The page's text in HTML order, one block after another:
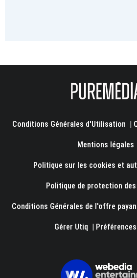
Conditions Générales d'Utilisation |
Mentions légales
Politique sur les cookies et
Politique de protection des
Conditions Générales de l'offre
Gérer Utiq |